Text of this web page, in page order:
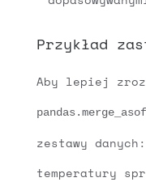
Przykład
Aby lepiej
zestawy
temperatury